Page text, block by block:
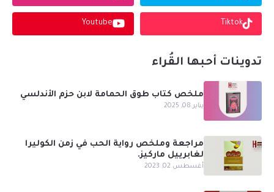
Tiktok
Youtube
تدوينات أحبها القُراء
ملخص كتاب طوق الحمامة لابن حزم الأندلسي
يناير 08, 2025
مراجعة وملخص رواية الحب في زمن الكوليرا
لغابرييل ماركيز.
أغسطس 02, 2023